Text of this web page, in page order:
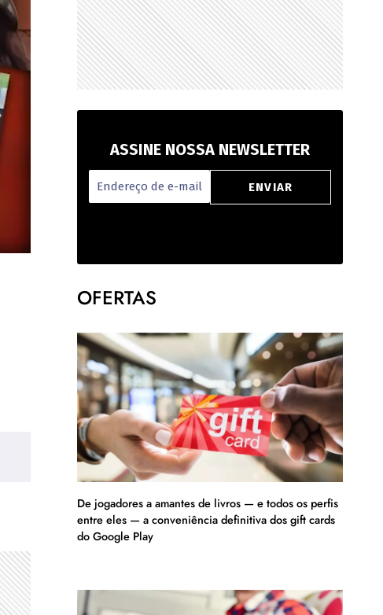
ASSINE NOSSA NEWSLETTER
OFERTAS
De jogadores a amantes de livros — e todos os perfis
entre eles — a conveniência definitiva dos gift cards
do Google Play